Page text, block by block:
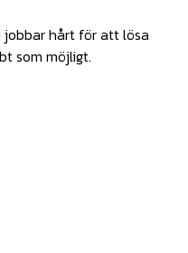
jobbar hårt för att lösa
som möjligt.